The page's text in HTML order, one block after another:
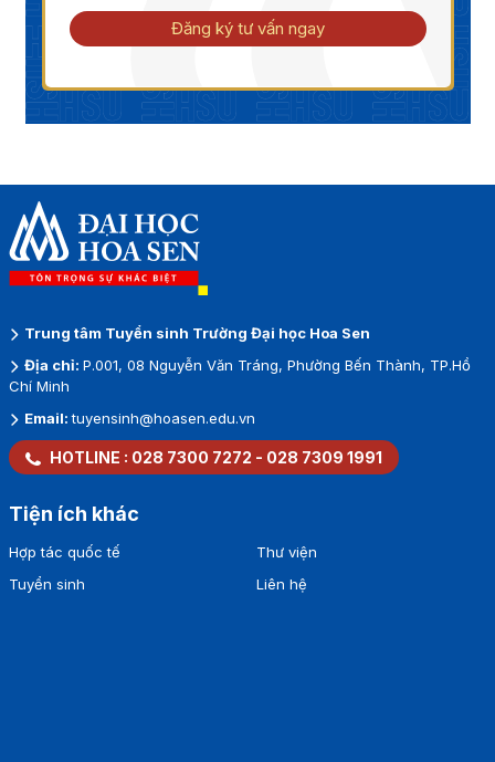
Đăng ký tư vấn ngay
Trung tâm Tuyển sinh Trường Đại học Hoa Sen
Địa chỉ: P.001, 08 Nguyễn Văn Tráng, Phường Bến Thành, TP.Hồ
Chí Minh
Email:tuyensinh@hoasen.edu.vn
HOTLINE : 028 7300 7272 - 028 7309 1991
Tiện ích khác
Hợp tác quốc tế
Tuyển sinh
Thư viện
Liên hệ